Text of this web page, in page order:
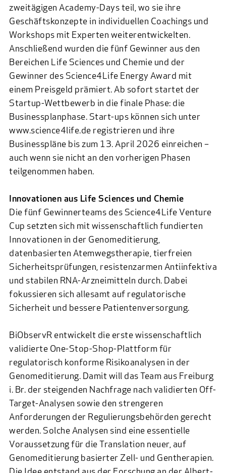
zweitägigen Academy-Days teil, wo sie ihre
Geschäftskonzepte in individuellen Coachings und
Workshops mit Experten weiterentwickelten.
Anschließend wurden die fünf Gewinner aus den
Bereichen Life Sciences und Chemie und der
Gewinner des Science4Life Energy Award mit
einem Preisgeld prämiert. Ab sofort startet der
Startup-Wettbewerb in die finale Phase: die
Businessplanphase. Start-ups können sich unter
www.science4life.de registrieren und ihre
Businesspläne bis zum 13. April 2026 einreichen –
auch wenn sie nicht an den vorherigen Phasen
teilgenommen haben.
Innovationen aus Life Sciences und Chemie
Die fünf Gewinnerteams des Science4Life Venture
Cup setzten sich mit wissenschaftlich fundierten
Innovationen in der Genomeditierung,
datenbasierten Atemwegstherapie, tierfreien
Sicherheitsprüfungen, resistenzarmen Antiinfektiva
und stabilen RNA-Arzneimitteln durch. Dabei
fokussieren sich allesamt auf regulatorische
Sicherheit und bessere Patientenversorgung.
BiObservR entwickelt die erste wissenschaftlich
validierte One-Stop-Shop-Plattform für
regulatorisch konforme Risikoanalysen in der
Genomeditierung. Damit will das Team aus Freiburg
i. Br. der steigenden Nachfrage nach validierten Off-
Target-Analysen sowie den strengeren
Anforderungen der Regulierungsbehörden gerecht
werden. Solche Analysen sind eine essentielle
Voraussetzung für die Translation neuer, auf
Genomeditierung basierter Zell- und Gentherapien.